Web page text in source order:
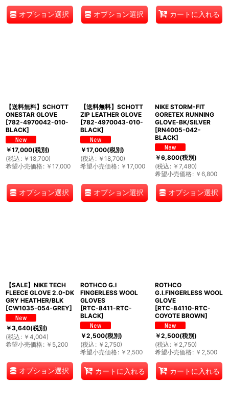
オプション選択 オプション選択 カートに入れる
【送料無料】SCHOTT
ONESTAR GLOVE
[782-4970042-010-
BLACK]
￥17,000(税別)
(税込 : ￥ 18,700)
希望小売価格: ￥ 17,000
オプション選択
【送料無料】SCHOTT
ZIP LEATHER GLOVE
[782-4970043-010-
BLACK]
￥17,000(税別)
(税込 : ￥ 18,700)
希望小売価格: ￥ 17,000
オプション選択
NIKE STORM-FIT
GORETEX RUNNING
GLOVE-BK/SILVER
[RN4005-042-
BLACK]
￥6,800(税別)
(税込 : ￥ 7,480)
希望小売価格: ￥ 6,800
オプション選択
【SALE】NIKE TECH
FLEECE GLOVE 2.0-DK
GRY HEATHER/BLK
[CW1035-054-GREY]
￥3,640(税別)
(税込 : ￥ 4,004)
希望小売価格: ￥ 5,200
オプション選択
ROTHCO G.I
FINGERLESS WOOL
GLOVES
[RTC-8411-RTC-
BLACK]
￥2,500(税別)
(税込 : ￥ 2,750)
希望小売価格: ￥ 2,500
カートに入れる
ROTHCO
G.I.FINGERLESS WOOL
GLOVE
[RTC-84110-RTC-
COYOTE BROWN]
￥2,500(税別)
(税込 : ￥ 2,750)
希望小売価格: ￥ 2,500
カートに入れる